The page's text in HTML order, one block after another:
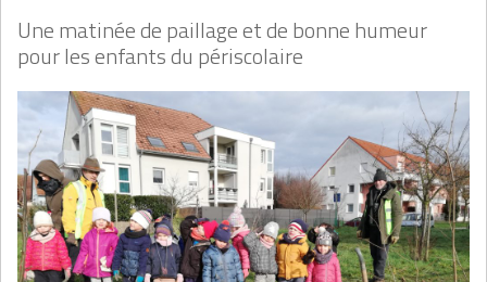
Une matinée de paillage et de bonne humeur
pour les enfants du périscolaire